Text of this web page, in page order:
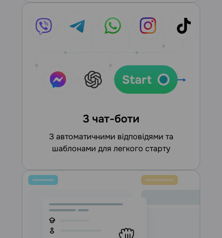
3 чат-боти
З автоматичними відповідями та
шаблонами для легкого старту